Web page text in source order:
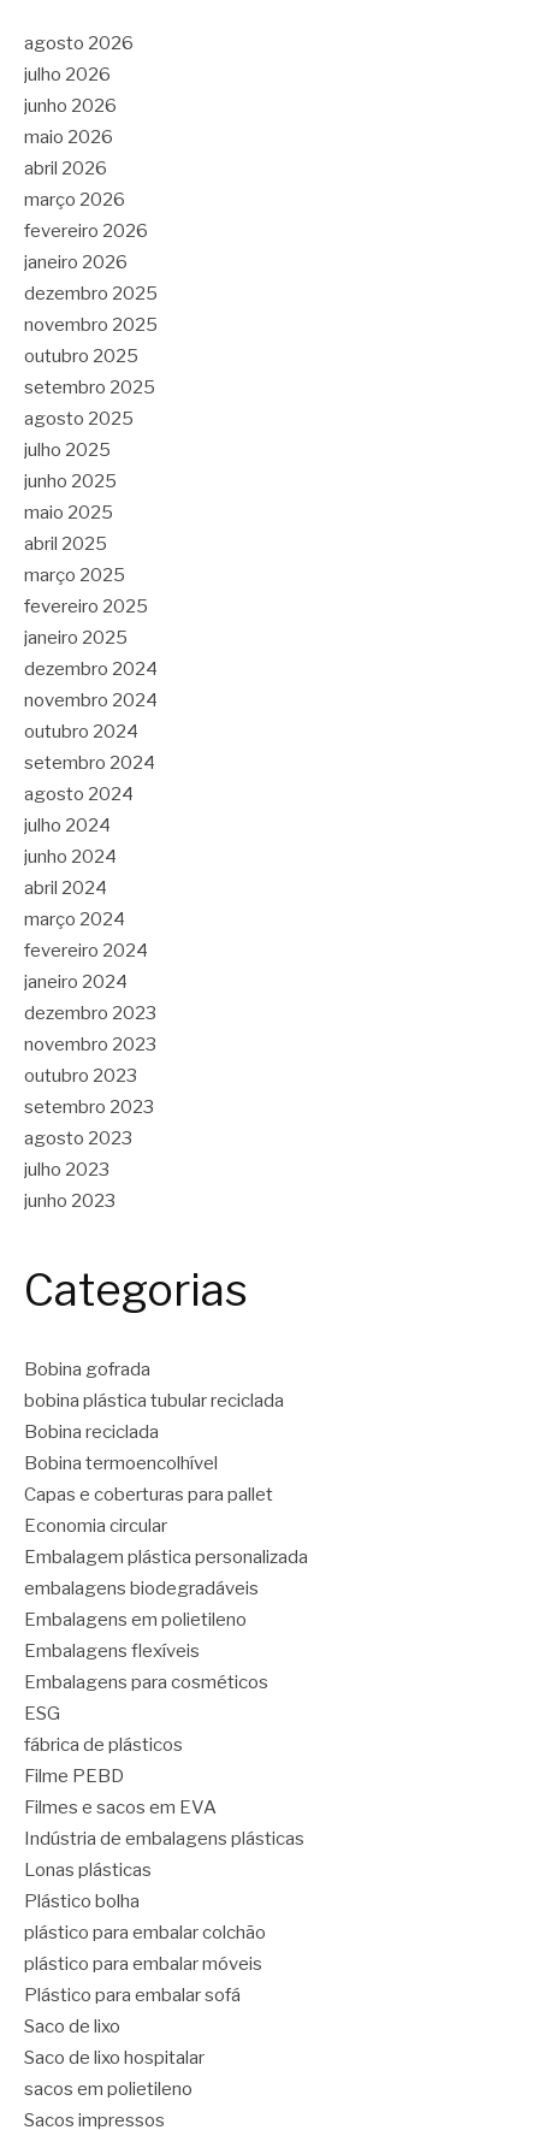
agosto 2026
julho 2026
junho 2026
maio 2026
abril 2026
março 2026
fevereiro 2026
janeiro 2026
dezembro 2025
novembro 2025
outubro 2025
setembro 2025
agosto 2025
julho 2025
junho 2025
maio 2025
abril 2025
março 2025
fevereiro 2025
janeiro 2025
dezembro 2024
novembro 2024
outubro 2024
setembro 2024
agosto 2024
julho 2024
junho 2024
abril 2024
março 2024
fevereiro 2024
janeiro 2024
dezembro 2023
novembro 2023
outubro 2023
setembro 2023
agosto 2023
julho 2023
junho 2023
Categorias
Bobina gofrada
bobina plástica tubular reciclada
Bobina reciclada
Bobina termoencolhível
Capas e coberturas para pallet
Economia circular
Embalagem plástica personalizada
embalagens biodegradáveis
Embalagens em polietileno
Embalagens flexíveis
Embalagens para cosméticos
ESG
fábrica de plásticos
Filme PEBD
Filmes e sacos em EVA
Indústria de embalagens plásticas
Lonas plásticas
Plástico bolha
plástico para embalar colchão
plástico para embalar móveis
Plástico para embalar sofá
Saco de lixo
Saco de lixo hospitalar
sacos em polietileno
Sacos impressos